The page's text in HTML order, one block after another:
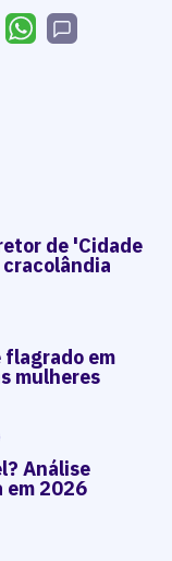
de 'Cidade
em
mulheres
Análise
em 2026